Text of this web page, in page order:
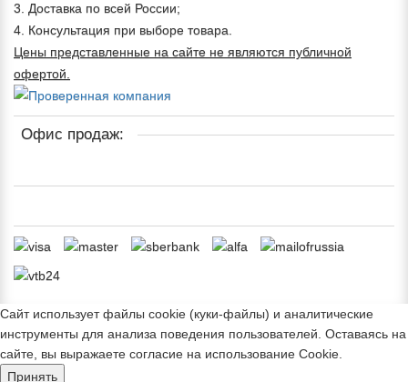
3. Доставка по всей России;
4. Консультация при выборе товара.
Цены представленные на сайте не являются публичной
офертой.
Офис продаж:
Сайт использует файлы cookie (куки-файлы) и аналитические
инструменты для анализа поведения пользователей. Оставаясь на
сайте, вы выражаете согласие на использование Cookie.
Принять